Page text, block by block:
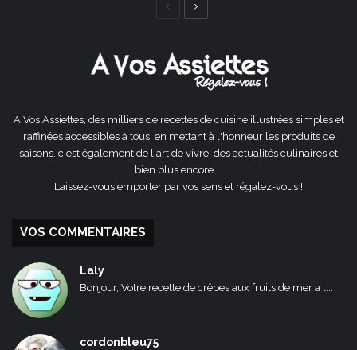
Page
A Vos Assiettes, des milliers de recettes de cuisine illustrées simples et
raffinées accessibles à tous, en mettant à l'honneur les produits de
saisons, c'est également de l'art de vivre, des actualités culinaires et
bien plus encore ...
Laissez-vous emporter par vos sens et régalez-vous !
VOS COMMENTAIRES
Laly
Bonjour, Votre recette de crêpes aux fruits de mer a l...
cordonbleu75